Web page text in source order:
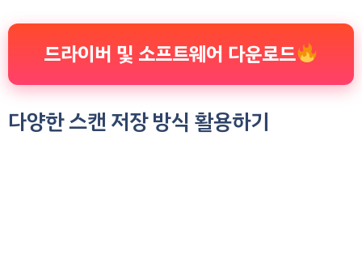
드라이버 및 소프트웨어 다운로드
다양한 스캔 저장 방식 활용하기